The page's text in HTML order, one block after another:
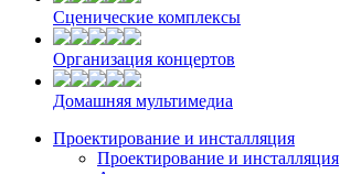
Cценические комплексы
Организация концертов
Домашняя мультимедиа
Проектирование и инсталляция
Проектирование и инсталляция